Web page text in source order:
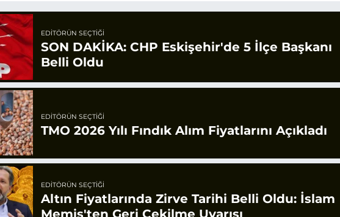
EDITÖRÜN SEÇTIĞI
SON DAKİKA: CHP Eskişehir'de 5 İlçe Başkanı
Belli Oldu
EDITÖRÜN SEÇTIĞI
TMO 2026 Yılı Fındık Alım Fiyatlarını Açıkladı
EDITÖRÜN SEÇTIĞI
Altın Fiyatlarında Zirve Tarihi Belli Oldu: İslam
Memiş'ten Geri Çekilme Uyarısı